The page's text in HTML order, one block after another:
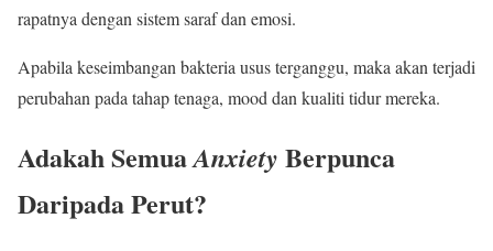
rapatnya dengan sistem saraf dan emosi.
Apabila keseimbangan bakteria usus terganggu, maka akan terjadi
perubahan pada tahap tenaga, mood dan kualiti tidur mereka.
Adakah SemuaAnxiety Berpunca
Daripada Perut?